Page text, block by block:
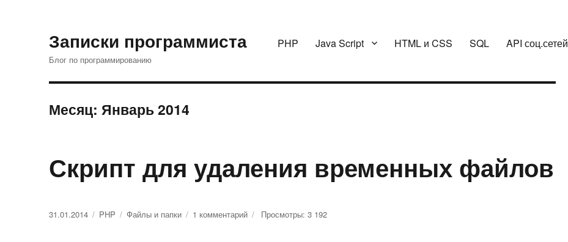
Записки программиста
Блог по программированию
PHP Java Script HTML и CSS SQL API соц.сетей
Месяц: Январь 2014
Скрипт для удаления временных файлов
Опубликовано
31.01.2014 Рубрики
PHP Метки
Файлы и папки 1 комментарий Просмотры: 3 192